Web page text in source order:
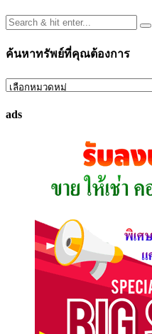
ค้นหาทรัพย์ที่คุณต้องการ
ค้นหา
ที่
ads